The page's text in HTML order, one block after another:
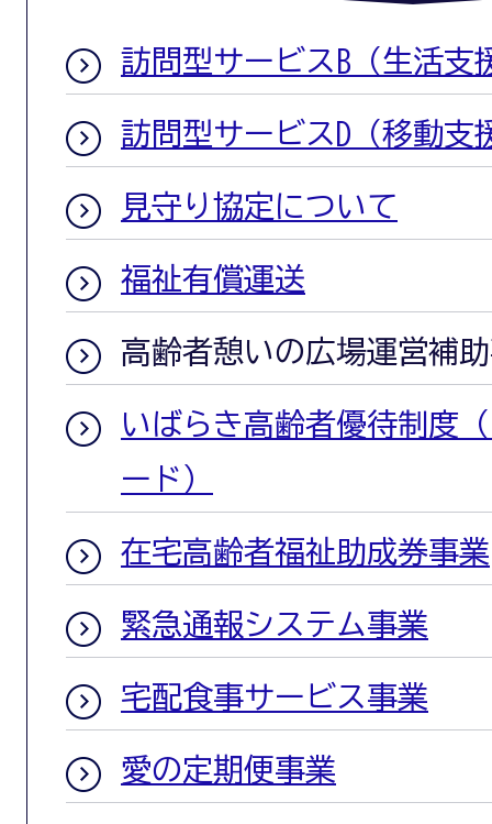
訪問型サービスB（生活支
訪問型サービスD（移動支
見守り協定について
福祉有償運送
高齢者憩いの広場運営補
いばらき高齢者優待制度
ード）
在宅高齢者福祉助成券事業
緊急通報システム事業
宅配食事サービス事業
愛の定期便事業